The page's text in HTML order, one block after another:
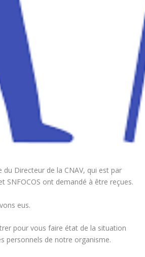
Directeur de la CNAV, qui est par
SNFOCOS ont demandé à être reçues.
eus.
pour vous faire état de la situation
personnels de notre organisme.